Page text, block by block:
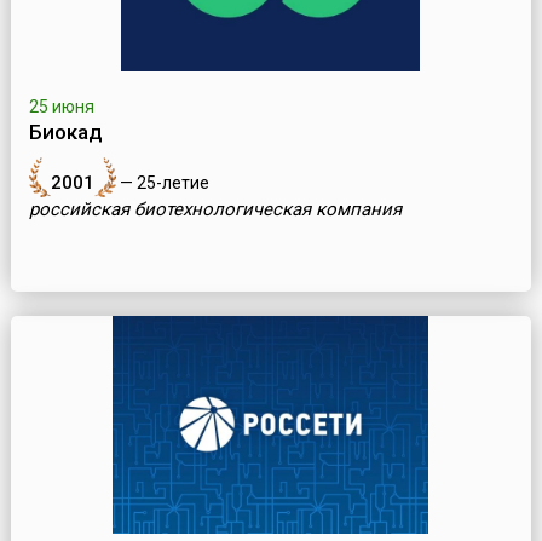
25 июня
Биокад
2001 — 25-летие
российская биотехнологическая компания